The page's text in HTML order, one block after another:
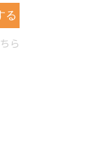
る
ら